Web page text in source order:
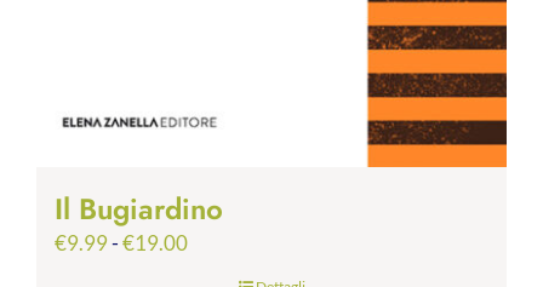
Il Bugiardino
€9.99-€19.00Fascia